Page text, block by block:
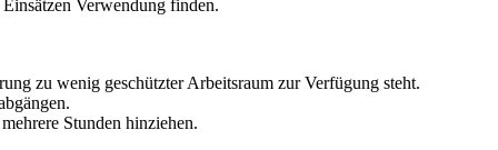
Verwendung finden.
zu wenig geschützter Arbeitsraum zur Verfügung steht.
Stunden hinziehen.